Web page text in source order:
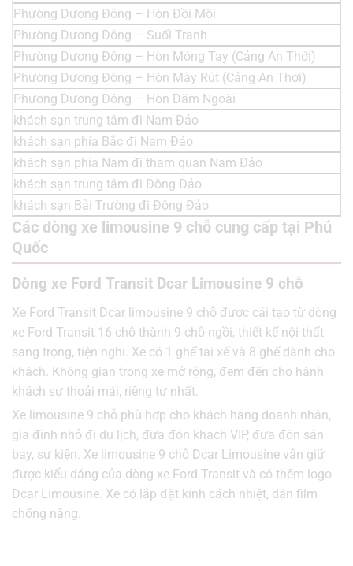
Phường Dương Đông – Hòn Đồi Mồi
Phường Dương Đông – Suối Tranh
Phường Dương Đông – Hòn Móng Tay (Cảng An Thới)
Phường Dương Đông – Hòn Mây Rút (Cảng An Thới)
Phường Dương Đông – Hòn Dăm Ngoài
khách sạn trung tâm đi Nam Đảo
khách sạn phía Bắc đi Nam Đảo
khách sạn phía Nam đi tham quan Nam Đảo
khách sạn trung tâm đi Đông Đảo
khách sạn Bãi Trường đi Đông Đảo
Các dòng xe limousine 9 chỗ cung cấp tại Phú
Quốc
Dòng xe Ford Transit Dcar Limousine 9 chỗ
Xe Ford Transit Dcar limousine 9 chỗ được cải tạo từ dòng
xe Ford Transit 16 chỗ thành 9 chỗ ngồi, thiết kế nội thất
sang trọng, tiện nghi. Xe có 1 ghế tài xế và 8 ghế dành cho
khách. Không gian trong xe mở rộng, đem đến cho hành
khách sự thoải mái, riêng tư nhất.
Xe limousine 9 chỗ phù hơp cho khách hàng doanh nhân,
gia đình nhỏ đi du lịch, đưa đón khách VIP, đưa đón sân
bay, sự kiện. Xe limousine 9 chỗ Dcar Limousine vẫn giữ
được kiểu dáng của dòng xe Ford Transit và có thêm logo
Dcar Limousine. Xe có lắp đặt kính cách nhiệt, dán film
chống nắng.